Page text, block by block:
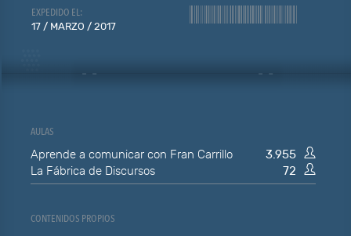
EXPEDIDO EL:
17 / MARZO / 2017
AULAS
Aprende a comunicar con Fran Carrillo
3.955
La Fábrica de Discursos
72
CONTENIDOS PROPIOS